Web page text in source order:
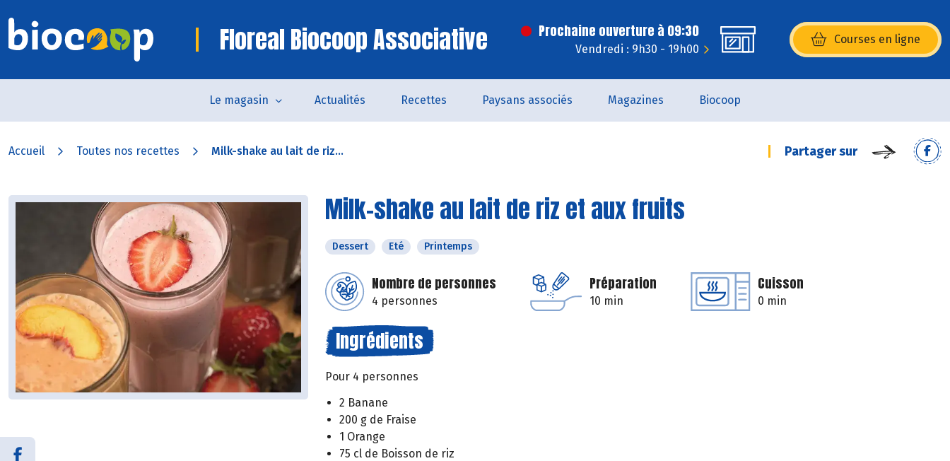
Floreal Biocoop Associative Prochaine ouverture à 09:30
Vendredi : 9h30 - 19h00
Courses en ligne
(s’ouvre dans une nouvelle
Le magasin Actualités Recettes Paysans associés Magazines Biocoop
Accueil Toutes nos recettes Milk-shake au lait de riz... Partager sur
Milk-shake au lait de riz et aux fruits
Dessert Eté Printemps
Nombre de personnes
4 personnes
Préparation
10 min
Cuisson
0 min
Ingrédients
Pour 4 personnes
2 Banane
200 g de Fraise
1 Orange
75 cl de Boisson de riz